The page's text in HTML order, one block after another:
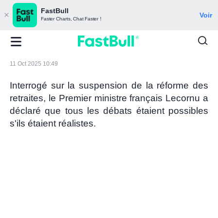
FastBull
Faster Charts, Chat Faster！ Voir
11 Oct 2025 10:49
Interrogé sur la suspension de la réforme des
retraites, le Premier ministre français Lecornu a
déclaré que tous les débats étaient possibles
s'ils étaient réalistes.